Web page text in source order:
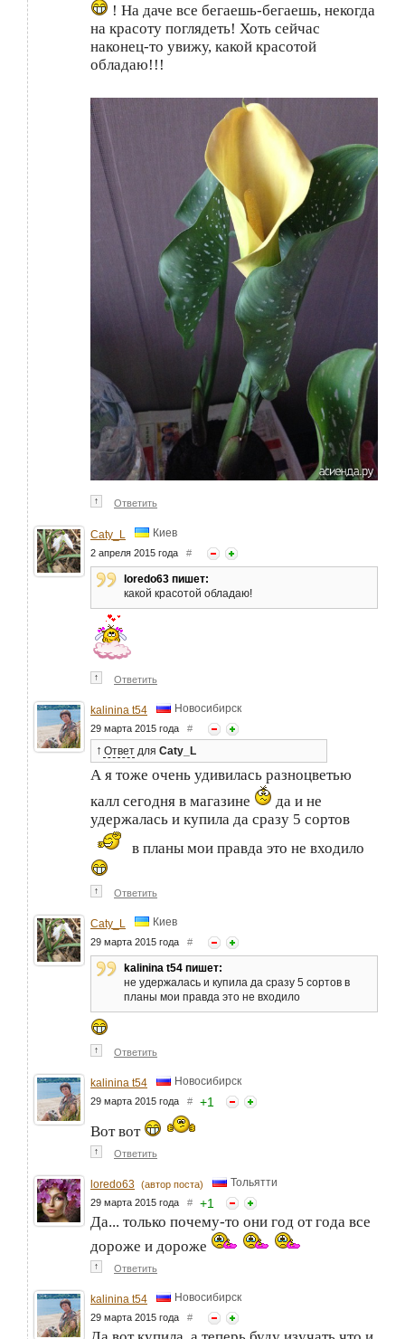
! На даче все бегаешь-бегаешь, некогда
на красоту поглядеть! Хоть сейчас
наконец-то увижу, какой красотой
обладаю!!!
↑ Ответить
Caty_L Киев
2 апреля 2015 года #
loredo63 пишет:
какой красотой обладаю!
↑ Ответить
kalinina t54 Новосибирск
29 марта 2015 года #
↑ Ответ для Caty_L
А я тоже очень удивилась разноцветью
калл сегодня в магазине
да и не
удержалась и купила да сразу 5 сортов
в планы мои правда это не входило
↑ Ответить
Caty_L Киев
29 марта 2015 года #
kalinina t54 пишет:
не удержалась и купила да сразу 5 сортов в
планы мои правда это не входило
↑ Ответить
kalinina t54 Новосибирск
29 марта 2015 года # +1
Вот вот
↑ Ответить
loredo63 (автор поста) Тольятти
29 марта 2015 года # +1
Да... только почему-то они год от года все
дороже и дороже
↑ Ответить
kalinina t54 Новосибирск
29 марта 2015 года #